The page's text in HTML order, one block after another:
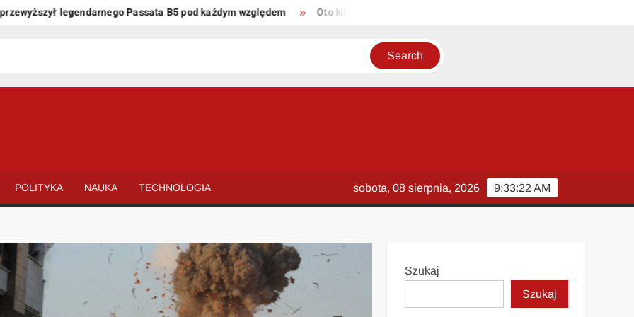
legendarnego Passata B5 pod każdym względem Oto kilka propozycji unikalnych tytułów zachowujących sens oryginału: 1.
POLITYKA NAUKA TECHNOLOGIA 9:33:22 AM
sobota, 08 sierpnia, 2026
Szukaj
Szukaj